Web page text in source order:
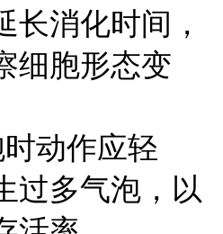
长消化时间，
细胞形态变
动作应轻
过多气泡，以